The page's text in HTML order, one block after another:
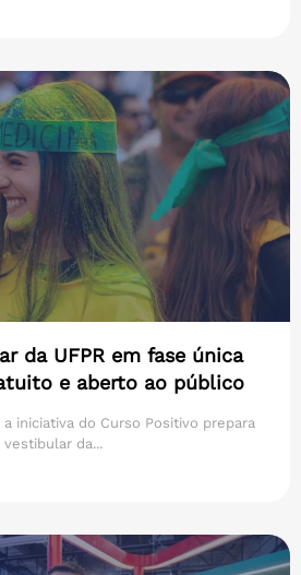
da UFPR em fase única
e aberto ao público
iniciativa do Curso Positivo prepara
da...